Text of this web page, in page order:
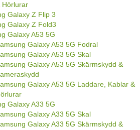
Hörlurar
Galaxy Z Flip 3
Galaxy Z Fold3
Galaxy A53 5G
Galaxy A53 5G Fodral
Galaxy A53 5G Skal
Galaxy A53 5G Skärmskydd &
Galaxy A53 5G Laddare, Kablar &
Galaxy A33 5G
Galaxy A33 5G Skal
Galaxy A33 5G Skärmskydd &